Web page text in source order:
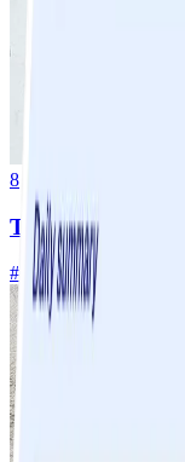
8
Tacos
# Lätt15 MIN